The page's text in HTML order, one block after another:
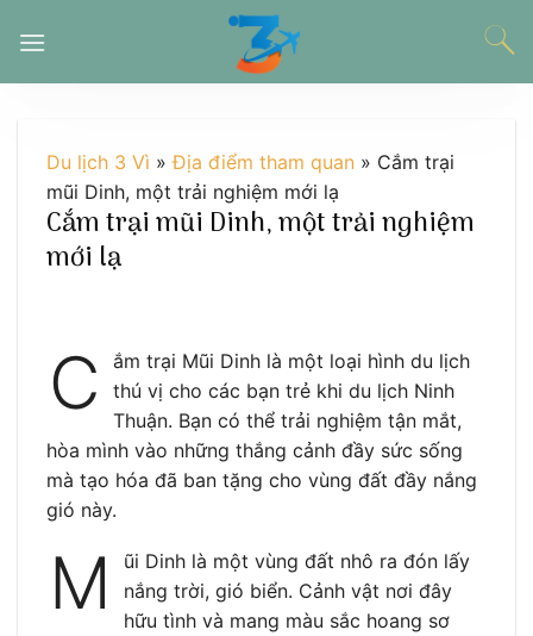
đến
Du lịch 3 Vì »Địa điểm tham quan » Cắm trại
mũi Dinh, một trải nghiệm mới lạ
Cắm trại mũi Dinh, một trải nghiệm
mới lạ
C
ắm trại Mũi Dinh là một loại hình du lịch
thú vị cho các bạn trẻ khi du lịch Ninh
Thuận. Bạn có thể trải nghiệm tận mắt,
hòa mình vào những thắng cảnh đầy sức sống
mà tạo hóa đã ban tặng cho vùng đất đầy nắng
gió này.
M
ũi Dinh là một vùng đất nhô ra đón lấy
nắng trời, gió biển. Cảnh vật nơi đây
hữu tình và mang màu sắc hoang sơ